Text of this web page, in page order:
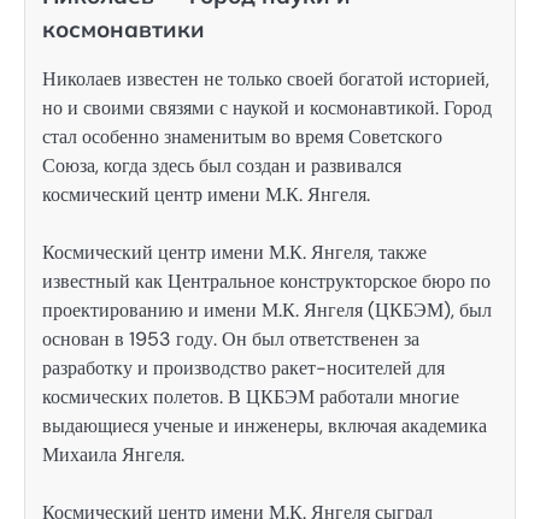
космонавтики
Николаев известен не только своей богатой историей,
но и своими связями с наукой и космонавтикой. Город
стал особенно знаменитым во время Советского
Союза, когда здесь был создан и развивался
космический центр имени М.К. Янгеля.
Космический центр имени М.К. Янгеля, также
известный как Центральное конструкторское бюро по
проектированию и имени М.К. Янгеля (ЦКБЭМ), был
основан в 1953 году. Он был ответственен за
разработку и производство ракет-носителей для
космических полетов. В ЦКБЭМ работали многие
выдающиеся ученые и инженеры, включая академика
Михаила Янгеля.
Космический центр имени М.К. Янгеля сыграл